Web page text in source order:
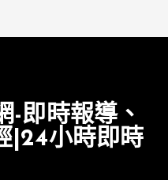
-即時報導、
|24小時即時